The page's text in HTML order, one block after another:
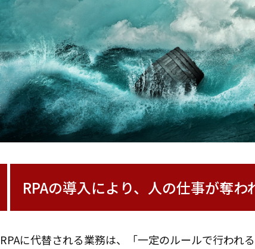
RPAの導入により、人の仕事が奪わ
RPAに代替される業務は、「一定のルールで行われ